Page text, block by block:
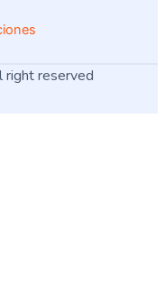
reserved